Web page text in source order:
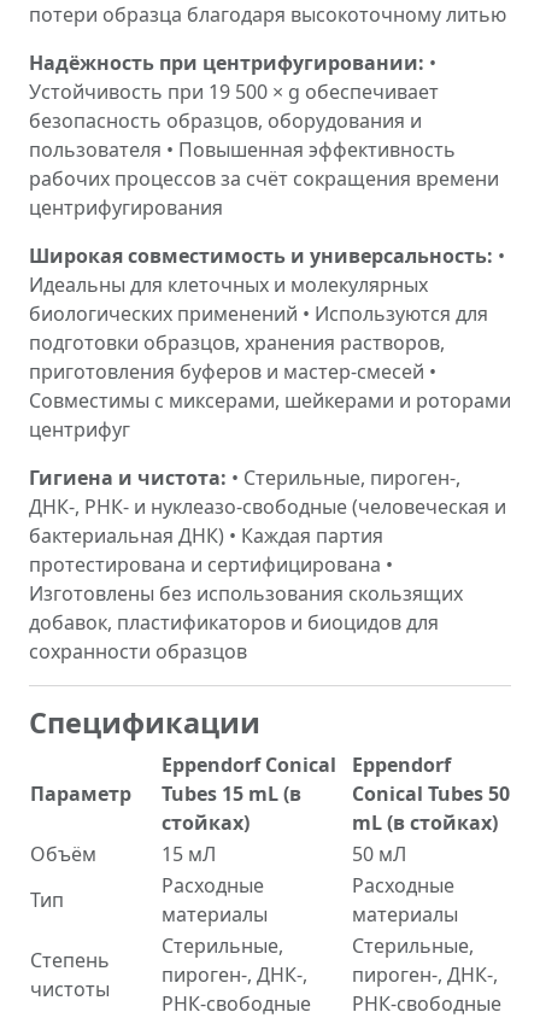
потери образца благодаря высокоточному литью
Надёжность при центрифугировании: •
Устойчивость при 19 500 × g обеспечивает
безопасность образцов, оборудования и
пользователя • Повышенная эффективность
рабочих процессов за счёт сокращения времени
центрифугирования
Широкая совместимость и универсальность: •
Идеальны для клеточных и молекулярных
биологических применений • Используются для
подготовки образцов, хранения растворов,
приготовления буферов и мастер-смесей •
Совместимы с миксерами, шейкерами и роторами
центрифуг
Гигиена и чистота: • Стерильные, пироген-,
ДНК-, РНК- и нуклеазо-свободные (человеческая и
бактериальная ДНК) • Каждая партия
протестирована и сертифицирована •
Изготовлены без использования скользящих
добавок, пластификаторов и биоцидов для
сохранности образцов
Спецификации
Параметр
Eppendorf Conical
Tubes 15 mL (в
стойках)
Eppendorf
Conical Tubes 50
mL (в стойках)
Объём
15 мЛ
50 мЛ
Тип
Расходные
материалы
Расходные
материалы
Степень
чистоты
Стерильные,
пироген-, ДНК-,
РНК-свободные
Стерильные,
пироген-, ДНК-,
РНК-свободные